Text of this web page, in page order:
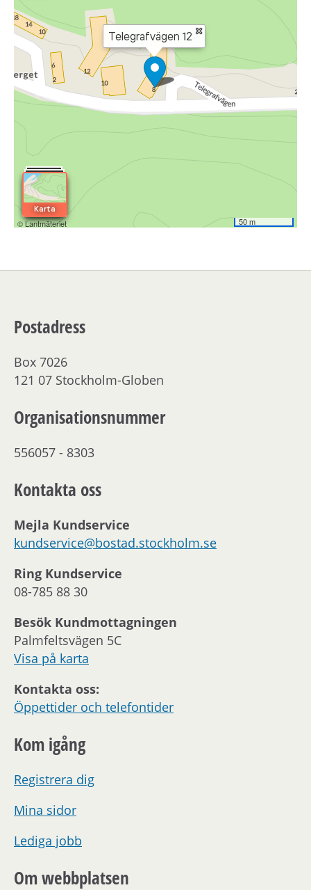
Postadress
Box 7026
121 07 Stockholm-Globen
Organisationsnummer
556057 - 8303
Kontakta oss
Mejla Kundservice
kundservice@bostad.stockholm.se
Ring Kundservice
08-785 88 30
Besök Kundmottagningen
Palmfeltsvägen 5C
Visa på karta
Kontakta oss:
Öppettider och telefontider
Kom igång
Registrera dig
Mina sidor
Lediga jobb
Om webbplatsen